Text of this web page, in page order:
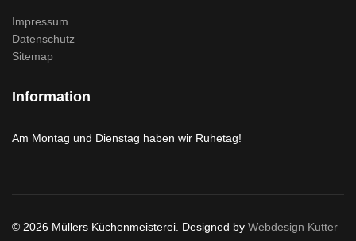
Impressum
Datenschutz
Sitemap
Information
Am Montag und Dienstag haben wir Ruhetag!
© 2026 Müllers Küchenmeisterei. Designed by Webdesign Kutter